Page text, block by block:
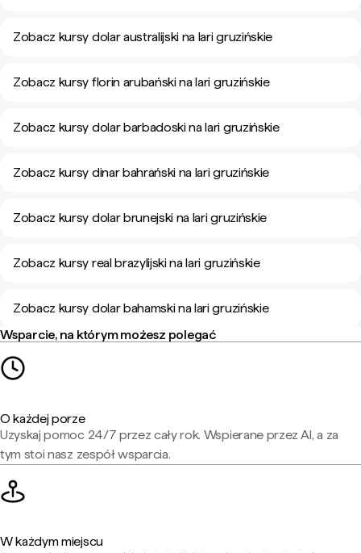
Zobacz kursy dolar australijski na lari gruzińskie
Zobacz kursy florin arubański na lari gruzińskie
Zobacz kursy dolar barbadoski na lari gruzińskie
Zobacz kursy dinar bahrański na lari gruzińskie
Zobacz kursy dolar brunejski na lari gruzińskie
Zobacz kursy real brazylijski na lari gruzińskie
Zobacz kursy dolar bahamski na lari gruzińskie
Wsparcie, na którym możesz polegać
O każdej porze
Uzyskaj pomoc 24/7 przez cały rok. Wspierane przez AI, a za
tym stoi nasz zespół wsparcia.
W każdym miejscu